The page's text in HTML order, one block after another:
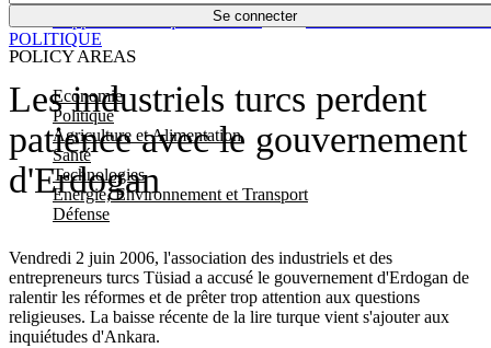
Se connecter
POLICY AREAS
Economie
Politique
Agriculture et Alimentation
Santé
Technologies
Energie, Environnement et Transport
Défense
Économie
Les industriels turcs perdent
patience avec le gouvernement
d'Erdogan
Vendredi 2 juin 2006, l'association des industriels et des
entrepreneurs turcs Tüsiad a accusé le gouvernement d'Erdogan de
ralentir les réformes et de prêter trop attention aux questions
religieuses. La baisse récente de la lire turque vient s'ajouter aux
inquiétudes d'Ankara.
POLITIQUE